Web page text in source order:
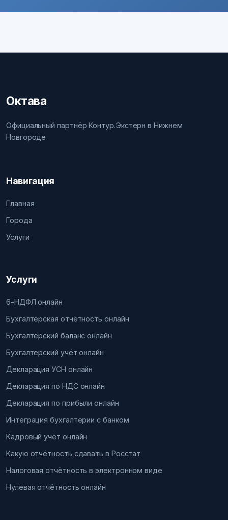
Октава
Официальный партнёр Контур.Экстерн в Нижнем
Новгороде
Навигация
Главная
Города
Услуги
Услуги
6-НДФЛ онлайн
Бухгалтерская отчётность онлайн
Бухгалтерский баланс онлайн
Бухгалтерский учёт онлайн
Декларация УСН онлайн
Декларация по НДС онлайн
Декларация по прибыли онлайн
Интеграция бухгалтерии с банком
Кадровый учёт онлайн
Какую отчётность сдавать в Росстат
Налоговая отчётность в электронном виде
Нулевая отчётность онлайн